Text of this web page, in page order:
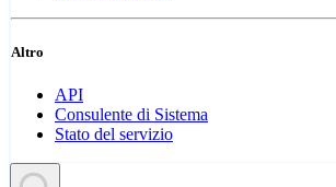
Altro
API
Consulente di Sistema
Stato del servizio